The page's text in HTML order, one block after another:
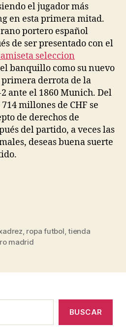
el jugador más
en esta primera mitad.
portero español
de ser presentado con el
seleccion
banquillo como su nuevo
primera derrota de la
ante el 1860 Munich. Del
millones de CHF se
de derechos de
del partido, a veces las
deseas buena suerte
, ropa futbol,tienda
madrid
BUSCAR